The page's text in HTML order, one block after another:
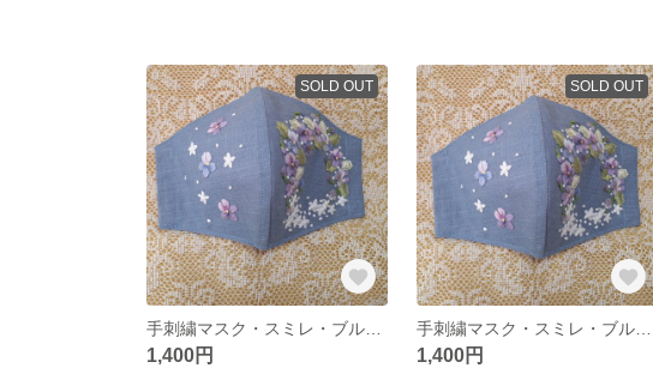
SOLD OUT
1,400円
SOLD OUT
手刺繍マスク・スミレ・ブルー・M・No.71
1,400円